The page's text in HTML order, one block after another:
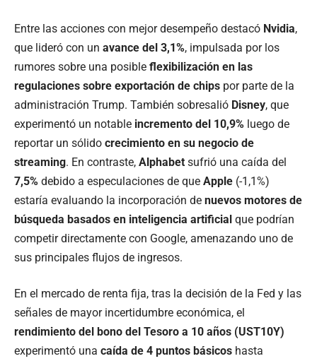
Entre las acciones con mejor desempeño destacó Nvidia,
que lideró con un avance del 3,1%, impulsada por los
rumores sobre una posible flexibilización en las
regulaciones sobre exportación de chips por parte de la
administración Trump. También sobresalió Disney, que
experimentó un notable incremento del 10,9% luego de
reportar un sólido crecimiento en su negocio de
streaming. En contraste, Alphabet sufrió una caída del
7,5% debido a especulaciones de que Apple (-1,1%)
estaría evaluando la incorporación de nuevos motores de
búsqueda basados en inteligencia artificial que podrían
competir directamente con Google, amenazando uno de
sus principales flujos de ingresos.
En el mercado de renta fija, tras la decisión de la Fed y las
señales de mayor incertidumbre económica, el
rendimiento del bono del Tesoro a 10 años (UST10Y)
experimentó una caída de 4 puntos básicos hasta